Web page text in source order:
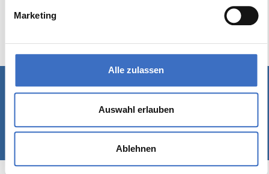
Marketing
Alle zulassen
Auswahl erlauben
Ablehnen
© 1989-2026 Rackow Software GmbH - Hamburg